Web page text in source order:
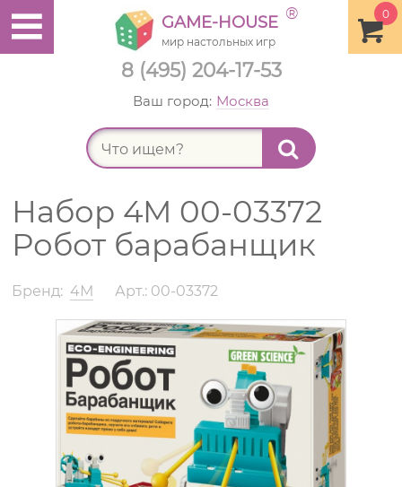
8 (495) 204-17-53
0
GAME-HOUSE ®
мир настольных игр
Ваш город: Москва
Набор 4M 00-03372
Робот барабанщик
Бренд: 4М Арт.: 00-03372